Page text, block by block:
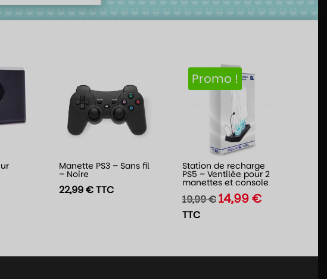
Manette PS3 – Sans fil
– Noire
22,99€TTC
Promo !
Station de recharge
PS5 – Ventilée pour 2
manettes et console
19,99€Le
19,99 €.
14,99€Le
14,99 €.
TTC